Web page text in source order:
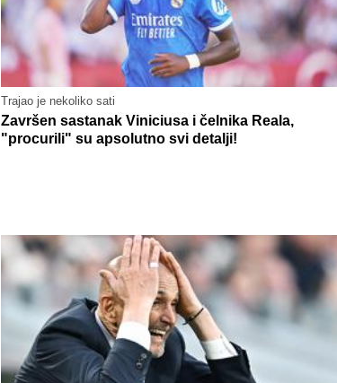
Trajao je nekoliko sati
Završen sastanak Viniciusa i čelnika Reala,
"procurili" su apsolutno svi detalji!